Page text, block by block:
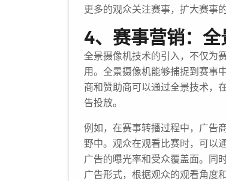
更多的观众关注赛事，扩大赛事
4、赛事营销：
全景摄像机技术的引入，不仅为
用。全景摄像机能够捕捉到赛事
商和赞助商可以通过全景技术，
告投放。
例如，在赛事转播过程中，广告
野中。观众在观看比赛时，可以
广告的曝光率和受众覆盖面。同
广告形式，根据观众的观看角度